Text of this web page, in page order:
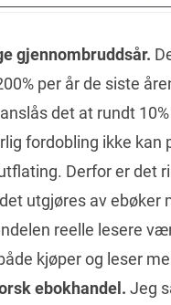
gjennombruddsår.
per år de siste
det at rundt
fordobling ikke kan
Derfor er det
utgjøres av ebøker
reelle lesere
kjøper og leser
ebokhandel. Jeg